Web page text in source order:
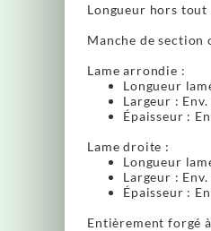
Longueur hors tout
Manche de section
Lame arrondie :
Longueur
Largeur :
Épaisseur :
Lame droite :
Longueur
Largeur :
Épaisseur :
Entièrement forgé